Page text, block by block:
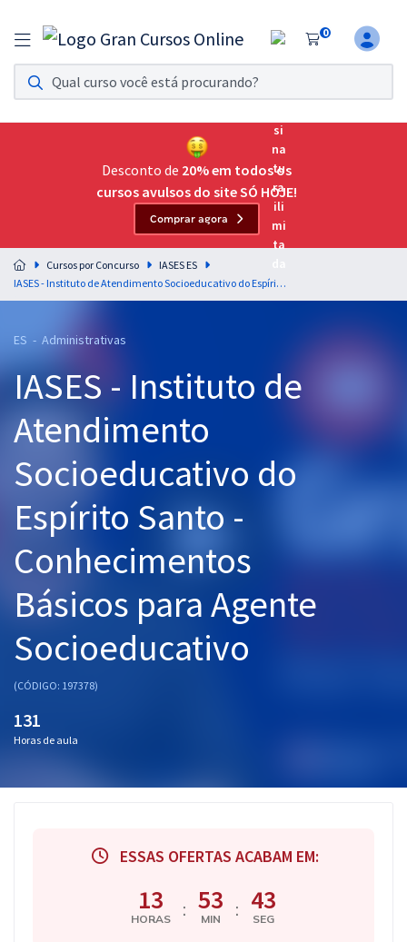
0
Assinatura Ilimitada 11
Acesso a todos os cursos. Teste grátis por 7 dias!
Assinatura OAB Até Passar
Acesso ilimitado a toda preparação para o Exame da
Residências Multiprofissionais
Preparação completa e intensiva para as principais
residências em saúde do Brasil
Cursos 20% OFF
Pós
Graduação
OAB
Mentorias
Questões grátis
Desconto de 20% em todos os
cursos avulsos do site SÓ HOJE!
Comprar agora
Cursos por Concurso
IASES ES
IASES - Instituto de Atendimento Socioeducativo do Espírito Santo - Conhecimentos Básicos para Agente Socioeducativo
ES - Administrativas
IASES - Instituto de
Atendimento
Socioeducativo do
Espírito Santo -
Conhecimentos
Básicos para Agente
Socioeducativo
(CÓDIGO: 197378)
131
Horas de aula
ESSAS OFERTAS ACABAM EM:
13
HORAS : 53
MIN : 42
SEG